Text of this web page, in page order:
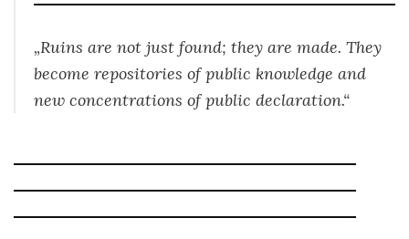
„Ruins are not just found; they are made. They
become repositories of public knowledge and
new concentrations of public declaration.“